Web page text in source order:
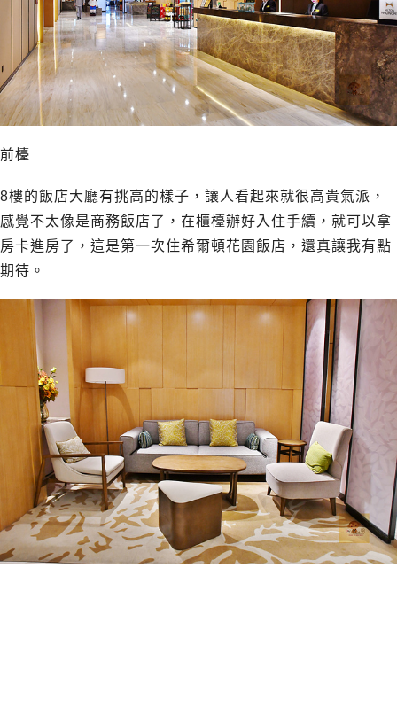
前檯
8樓的飯店大廳有挑高的樣子，讓人看起來就很高貴氣派，
感覺不太像是商務飯店了，在櫃檯辦好入住手續，就可以拿
房卡進房了，這是第一次住希爾頓花園飯店，還真讓我有點
期待。